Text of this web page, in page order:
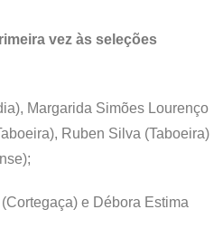
vez às seleções
Margarida Simões Lourenço
Ruben Silva (Taboeira)
e Débora Estima